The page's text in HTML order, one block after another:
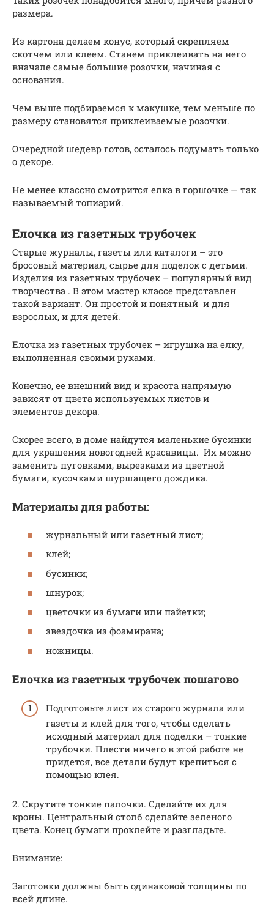
размера.
Из картона делаем конус, который скрепляем
скотчем или клеем. Станем приклеивать на него
вначале самые большие розочки, начиная с
основания.
Чем выше подбираемся к макушке, тем меньше по
размеру становятся приклеиваемые розочки.
Очередной шедевр готов, осталось подумать только
о декоре.
Не менее классно смотрится елка в горшочке — так
называемый топиарий.
Елочка из газетных трубочек
Старые журналы, газеты или каталоги – это
бросовый материал, сырье для поделок с детьми.
Изделия из газетных трубочек – популярный вид
творчества . В этом мастер классе представлен
такой вариант. Он простой и понятный и для
взрослых, и для детей.
Елочка из газетных трубочек – игрушка на елку,
выполненная своими руками.
Конечно, ее внешний вид и красота напрямую
зависят от цвета используемых листов и
элементов декора.
Скорее всего, в доме найдутся маленькие бусинки
для украшения новогодней красавицы. Их можно
заменить пуговками, вырезками из цветной
бумаги, кусочками шуршащего дождика.
Материалы для работы:
журнальный или газетный лист;
клей;
бусинки;
шнурок;
цветочки из бумаги или пайетки;
звездочка из фоамирана;
ножницы.
Елочка из газетных трубочек пошагово
Подготовьте лист из старого журнала или
газеты и клей для того, чтобы сделать
исходный материал для поделки – тонкие
трубочки. Плести ничего в этой работе не
придется, все детали будут крепиться с
помощью клея.
2. Скрутите тонкие палочки. Сделайте их для
кроны. Центральный столб сделайте зеленого
цвета. Конец бумаги проклейте и разгладьте.
Внимание:
Заготовки должны быть одинаковой толщины по
всей длине.